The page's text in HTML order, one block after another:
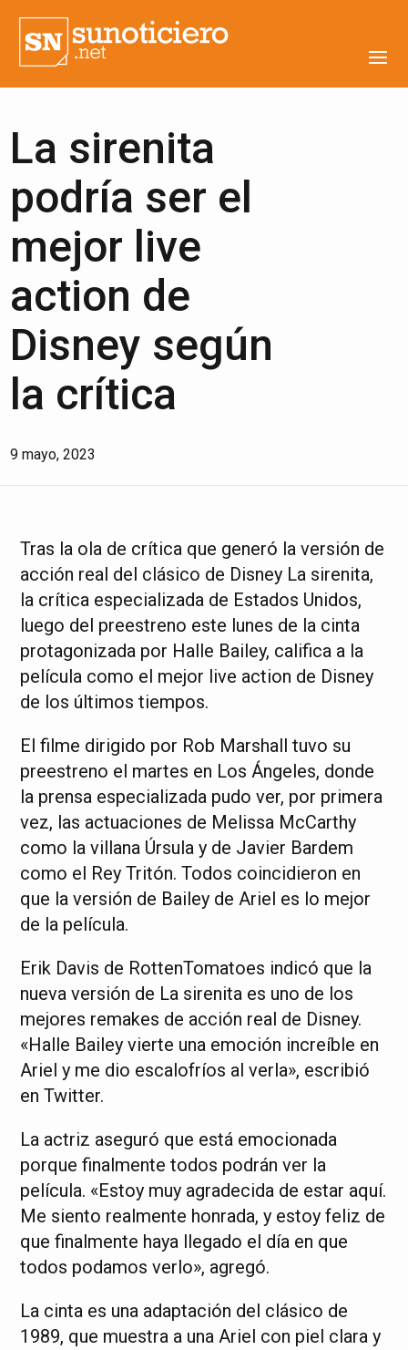
La sirenita
podría ser el
mejor live
action de
Disney según
la crítica
9 mayo, 2023
Tras la ola de crítica que generó la versión de
acción real del clásico de Disney La sirenita,
la crítica especializada de Estados Unidos,
luego del preestreno este lunes de la cinta
protagonizada por Halle Bailey, califica a la
película como el mejor live action de Disney
de los últimos tiempos.
El filme dirigido por Rob Marshall tuvo su
preestreno el martes en Los Ángeles, donde
la prensa especializada pudo ver, por primera
vez, las actuaciones de Melissa McCarthy
como la villana Úrsula y de Javier Bardem
como el Rey Tritón. Todos coincidieron en
que la versión de Bailey de Ariel es lo mejor
de la película.
Erik Davis de RottenTomatoes indicó que la
nueva versión de La sirenita es uno de los
mejores remakes de acción real de Disney.
«Halle Bailey vierte una emoción increíble en
Ariel y me dio escalofríos al verla», escribió
en Twitter.
La actriz aseguró que está emocionada
porque finalmente todos podrán ver la
película. «Estoy muy agradecida de estar aquí.
Me siento realmente honrada, y estoy feliz de
que finalmente haya llegado el día en que
todos podamos verlo», agregó.
La cinta es una adaptación del clásico de
1989, que muestra a una Ariel con piel clara y